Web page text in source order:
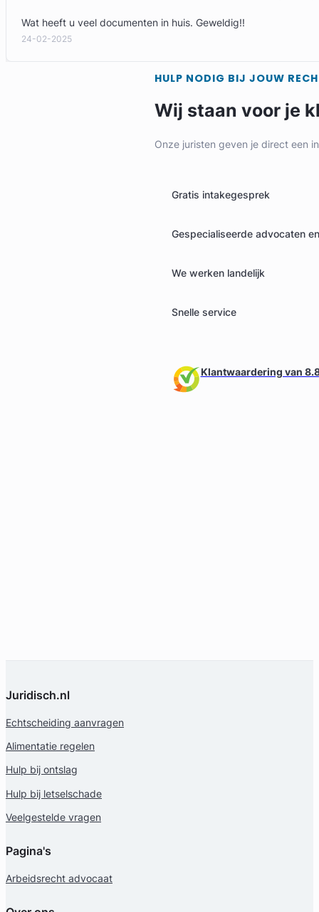
Wat heeft u veel documenten in huis. Geweldig!!
24-02-2025
HULP NODIG BIJ JOUW
Wij staan voor je
Onze juristen geven je direct een
Gratis intakegesprek
Gespecialiseerde advocaten
We werken landelijk
Snelle service
Klantwaardering van
Juridisch.nl
Echtscheiding aanvragen
Alimentatie regelen
Hulp bij ontslag
Hulp bij letselschade
Veelgestelde vragen
Pagina's
Arbeidsrecht advocaat